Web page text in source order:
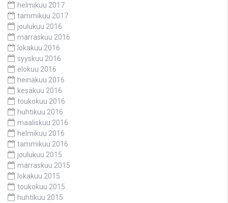
helmikuu 2017
tammikuu 2017
joulukuu 2016
marraskuu 2016
lokakuu 2016
syyskuu 2016
elokuu 2016
heinäkuu 2016
kesäkuu 2016
toukokuu 2016
huhtikuu 2016
maaliskuu 2016
helmikuu 2016
tammikuu 2016
joulukuu 2015
marraskuu 2015
lokakuu 2015
toukokuu 2015
huhtikuu 2015